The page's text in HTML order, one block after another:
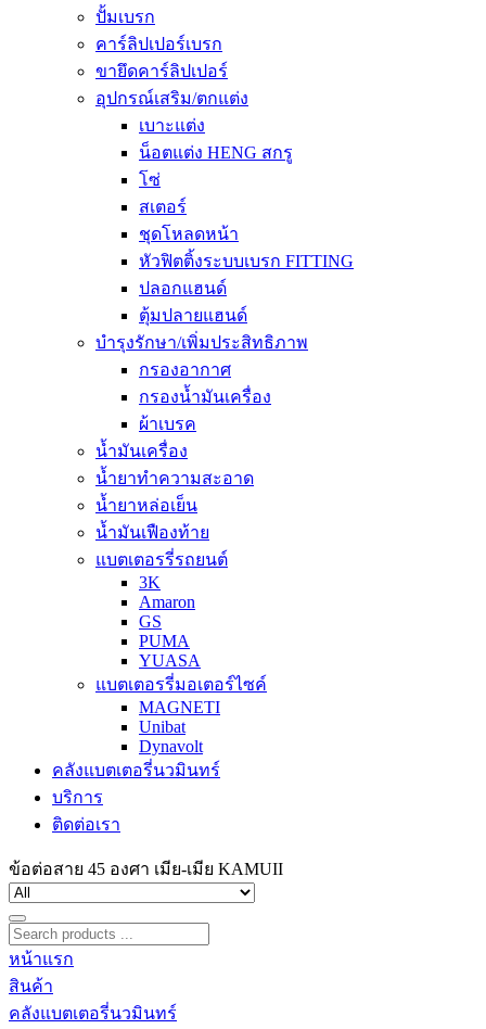
ปั้มเบรก
คาร์ลิปเปอร์เบรก
ขายึดคาร์ลิปเปอร์
อุปกรณ์เสริม/ตกแต่ง
เบาะแต่ง
น็อตแต่ง HENG สกรู
โซ่
สเตอร์
ชุดโหลดหน้า
หัวฟิตติ้งระบบเบรก FITTING
ปลอกแฮนด์
ตุ้มปลายแฮนด์
บำรุงรักษา/เพิ่มประสิทธิภาพ
กรองอากาศ
กรองน้ำมันเครื่อง
ผ้าเบรค
น้ำมันเครื่อง
น้ำยาทำความสะอาด
น้ำยาหล่อเย็น
น้ำมันเฟืองท้าย
แบตเตอรรี่รถยนต์
3K
Amaron
GS
PUMA
YUASA
แบตเตอรรี่มอเตอร์ไซค์
MAGNETI
Unibat
Dynavolt
คลังแบตเตอรี่นวมินทร์
บริการ
ติดต่อเรา
ข้อต่อสาย 45 องศา เมีย-เมีย KAMUII
หน้าแรก
สินค้า
คลังแบตเตอรี่นวมินทร์